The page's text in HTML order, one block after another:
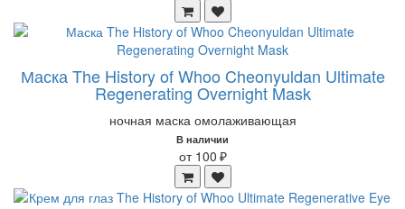
Маска The History of Whoo Cheonyuldan Ultimate
Regenerating Overnight Mask
ночная маска омолаживающая
В наличии
от 100 ₽